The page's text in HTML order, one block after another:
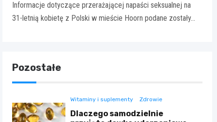
Informacje dotyczące przerażającej napaści seksualnej na
31-letnią kobietę z Polski w mieście Hoorn podane zostały…
Pozostałe
Witaminy i suplementy Zdrowie
Dlaczego samodzielnie